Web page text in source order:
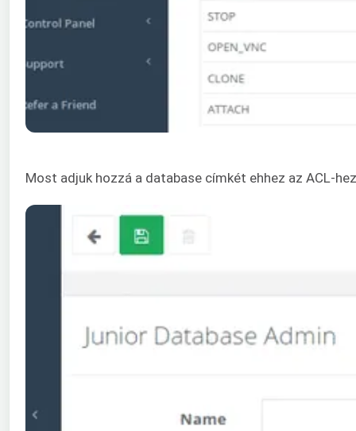
Most adjuk hozzá a database címkét ehhez az ACL-